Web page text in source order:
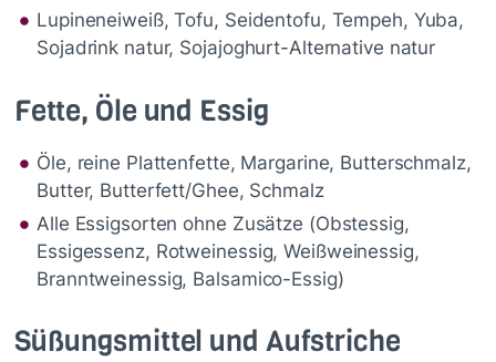
Lupineneiweiß, Tofu, Seidentofu, Tempeh, Yuba,
Sojadrink natur, Sojajoghurt-Alternative natur
Fette, Öle und Essig
Öle, reine Plattenfette, Margarine, Butterschmalz,
Butter, Butterfett/Ghee, Schmalz
Alle Essigsorten ohne Zusätze (Obstessig,
Essigessenz, Rotweinessig, Weißweinessig,
Branntweinessig, Balsamico-Essig)
Süßungsmittel und Aufstriche